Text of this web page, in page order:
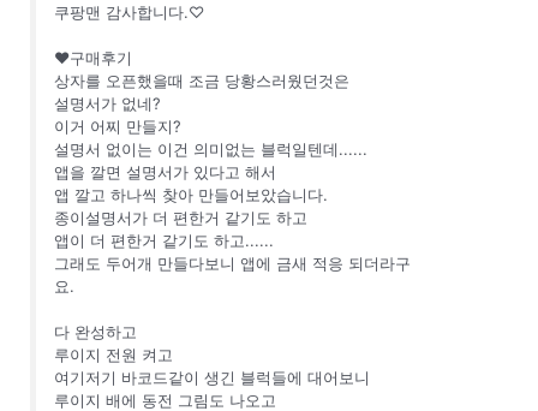
쿠팡맨 감사합니다.♡
❤구매후기
상자를 오픈했을때 조금 당황스러웠던것은
설명서가 없네?
이거 어찌 만들지?
설명서 없이는 이건 의미없는 블럭일텐데......
앱을 깔면 설명서가 있다고 해서
앱 깔고 하나씩 찾아 만들어보았습니다.
종이설명서가 더 편한거 같기도 하고
앱이 더 편한거 같기도 하고......
그래도 두어개 만들다보니 앱에 금새 적응 되더라구
요.
다 완성하고
루이지 전원 켜고
여기저기 바코드같이 생긴 블럭들에 대어보니
루이지 배에 동전 그림도 나오고